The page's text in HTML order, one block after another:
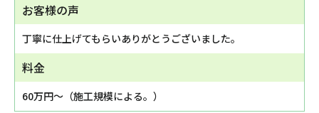
お客様の声
丁寧に仕上げてもらいありがとうございました。
料金
60万円～（施工規模による。）